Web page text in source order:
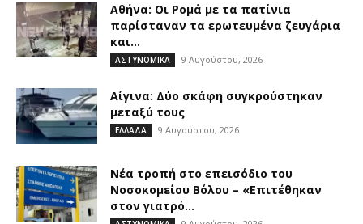
Αθήνα: Οι Ρομά με τα πατίνια
παρίσταναν τα ερωτευμένα ζευγάρια
και...
ΑΣΤΥΝΟΜΙΚΑ 9 Αυγούστου, 2026
Αίγινα: Δύο σκάφη συγκρούστηκαν
μεταξύ τους
ΕΛΛΑΔΑ 9 Αυγούστου, 2026
Νέα τροπή στο επεισόδιο του
Νοσοκομείου Βόλου – «Επιτέθηκαν
στον γιατρό...